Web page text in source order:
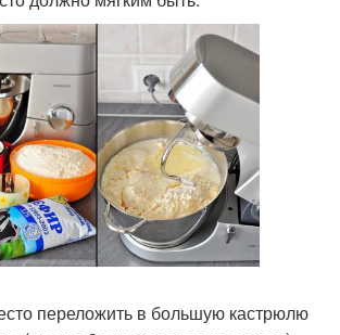
переложить в большую кастрюлю